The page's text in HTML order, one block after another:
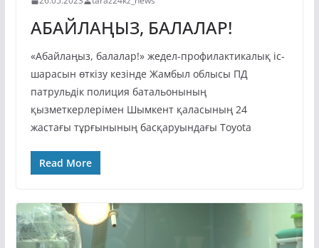
АБАЙЛАҢЫЗ, БАЛАЛАР!
«Абайлаңыз, балалар!» жедел-профилактикалық іс-
шарасын өткізу кезінде Жамбыл облысы ПД
патрульдік полиция батальонының
қызметкерлерімен Шымкент қаласының 24
жастағы тұрғынының басқаруындағы Toyota
Read More